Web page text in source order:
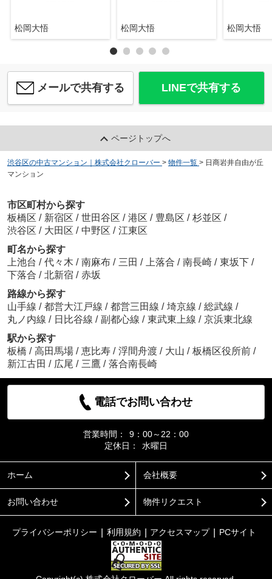
松岡大悟 松岡大悟 松岡大悟
メールで共有する LINEで共有する
ページトップへ
渋谷区の中古マンション｜株式会社クローバー > 物件一覧 > 日商岩井自由が丘
マンション
市区町村から探す
板橋区 / 新宿区 / 世田谷区 / 港区 / 豊島区 / 杉並区 /
渋谷区 / 大田区 / 中野区 / 江東区
町名から探す
上池台 / 代々木 / 南麻布 / 三田 / 上落合 / 南長崎 / 東坂下 /
下落合 / 北新宿 / 赤坂
路線から探す
山手線 / 都営大江戸線 / 都営三田線 / 埼京線 / 総武線 /
丸ノ内線 / 日比谷線 / 副都心線 / 東武東上線 / 京浜東北線
駅から探す
板橋 / 高田馬場 / 恵比寿 / 浮間舟渡 / 大山 / 板橋区役所前 /
新江古田 / 広尾 / 三鷹 / 落合南長崎
電話でお問い合わせ
営業時間：
9：00～22：00
定休日：
水曜日
ホーム 会社概要
お問い合わせ 物件リクエスト
プライバシーポリシー 利用規約 アクセスマップ PCサイト